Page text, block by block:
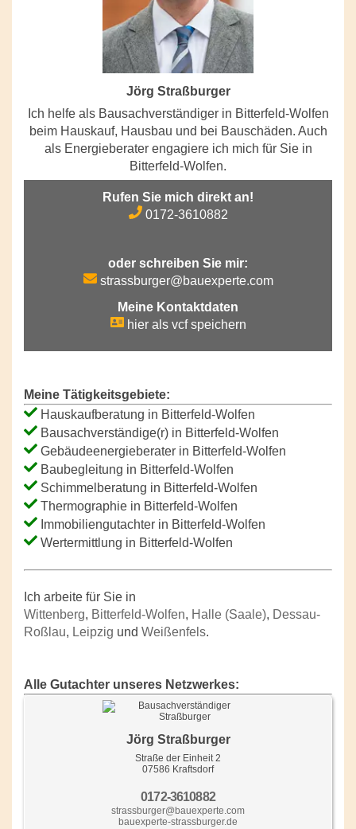
Jörg Straßburger
Ich helfe als Bausachverständiger in Bitterfeld-Wolfen
beim Hauskauf, Hausbau und bei Bauschäden. Auch
als Energieberater engagiere ich mich für Sie in
Bitterfeld-Wolfen.
Rufen Sie mich direkt an!
0172-3610882
oder schreiben Sie mir:
strassburger@bauexperte.com
Meine Kontaktdaten
hier als vcf speichern
Meine Tätigkeitsgebiete:
Hauskaufberatung in Bitterfeld-Wolfen
Bausachverständige(r) in Bitterfeld-Wolfen
Gebäudeenergieberater in Bitterfeld-Wolfen
Baubegleitung in Bitterfeld-Wolfen
Schimmelberatung in Bitterfeld-Wolfen
Thermographie in Bitterfeld-Wolfen
Immobiliengutachter in Bitterfeld-Wolfen
Wertermittlung in Bitterfeld-Wolfen
Ich arbeite für Sie in
Wittenberg, Bitterfeld-Wolfen, Halle (Saale), Dessau-
Roßlau, Leipzig und Weißenfels.
Alle Gutachter unseres Netzwerkes:
Jörg Straßburger
Straße der Einheit 2
07586 Kraftsdorf
0172-3610882
strassburger@bauexperte.com
bauexperte-strassburger.de